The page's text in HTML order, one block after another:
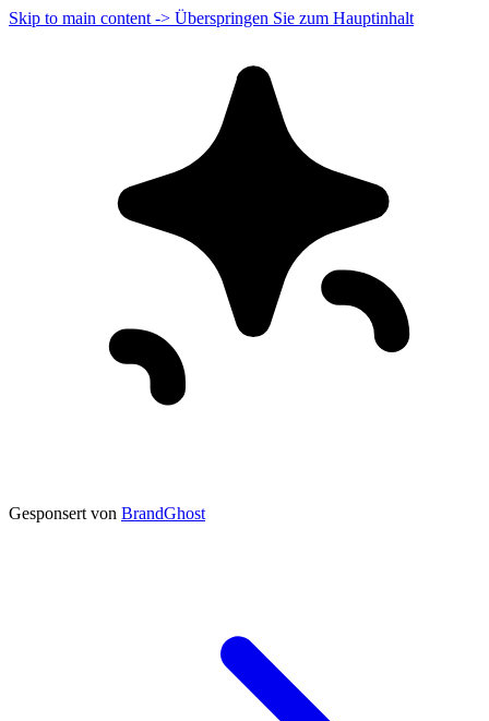
Skip to main content -> Überspringen Sie zum Hauptinhalt
Gesponsert von BrandGhost